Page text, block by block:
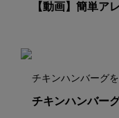
【動画】簡単ア
チキンハンバーグ
チキンハンバー